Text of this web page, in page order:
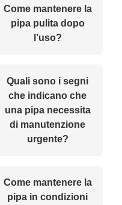
Come mantenere la
pipa pulita dopo
l’uso?
Quali sono i segni
che indicano che
una pipa necessita
di manutenzione
urgente?
Come mantenere la
pipa in condizioni